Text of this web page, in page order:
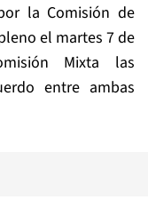
la Comisión de
el martes 7 de
Mixta las
entre ambas